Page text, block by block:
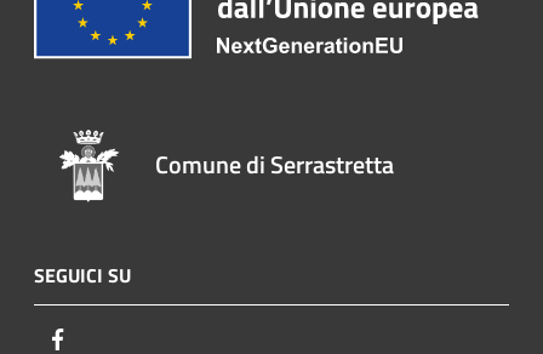
Comune di Serrastretta
SEGUICI SU